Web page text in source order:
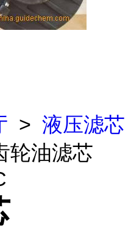
> 液压滤芯
轮油滤芯